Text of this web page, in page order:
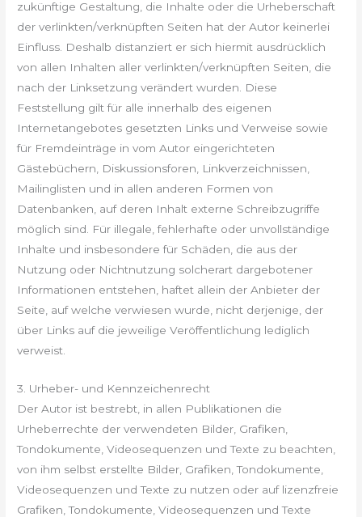
zukünftige Gestaltung, die Inhalte oder die Urheberschaft
der verlinkten/verknüpften Seiten hat der Autor keinerlei
Einfluss. Deshalb distanziert er sich hiermit ausdrücklich
von allen Inhalten aller verlinkten/verknüpften Seiten, die
nach der Linksetzung verändert wurden. Diese
Feststellung gilt für alle innerhalb des eigenen
Internetangebotes gesetzten Links und Verweise sowie
für Fremdeinträge in vom Autor eingerichteten
Gästebüchern, Diskussionsforen, Linkverzeichnissen,
Mailinglisten und in allen anderen Formen von
Datenbanken, auf deren Inhalt externe Schreibzugriffe
möglich sind. Für illegale, fehlerhafte oder unvollständige
Inhalte und insbesondere für Schäden, die aus der
Nutzung oder Nichtnutzung solcherart dargebotener
Informationen entstehen, haftet allein der Anbieter der
Seite, auf welche verwiesen wurde, nicht derjenige, der
über Links auf die jeweilige Veröffentlichung lediglich
verweist.
3. Urheber- und Kennzeichenrecht
Der Autor ist bestrebt, in allen Publikationen die
Urheberrechte der verwendeten Bilder, Grafiken,
Tondokumente, Videosequenzen und Texte zu beachten,
von ihm selbst erstellte Bilder, Grafiken, Tondokumente,
Videosequenzen und Texte zu nutzen oder auf lizenzfreie
Grafiken, Tondokumente, Videosequenzen und Texte